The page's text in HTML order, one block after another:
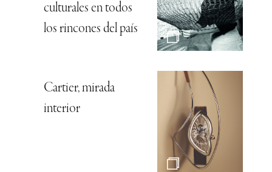
culturales en todos
los rincones del país
Cartier, mirada
interior